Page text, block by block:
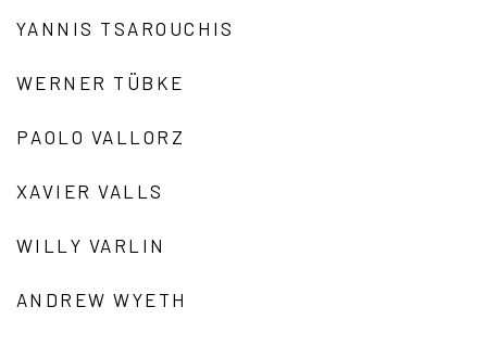
YANNIS TSAROUCHIS
WERNER TÜBKE
PAOLO VALLORZ
XAVIER VALLS
WILLY VARLIN
ANDREW WYETH